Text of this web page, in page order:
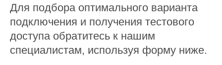
Для подбора оптимального варианта
подключения и получения тестового
доступа обратитесь к нашим
специалистам, используя форму ниже.